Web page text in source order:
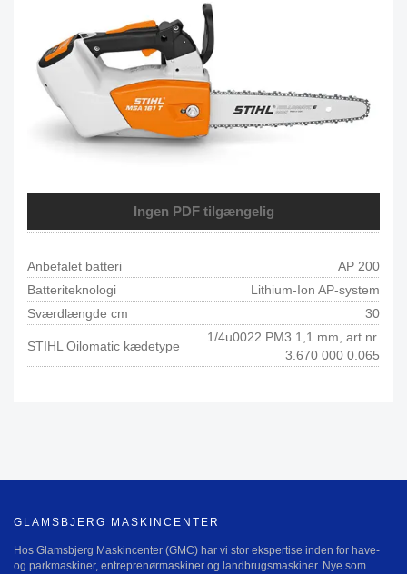
Ingen PDF tilgængelig
Anbefalet batteri
AP 200
Batteriteknologi
Lithium-Ion AP-system
Sværdlængde cm
30
STIHL Oilomatic kædetype
1/4u0022 PM3 1,1 mm, art.nr.
3.670 000 0.065
GLAMSBJERG MASKINCENTER
Hos Glamsbjerg Maskincenter (GMC) har vi stor ekspertise inden for have-
og parkmaskiner, entreprenørmaskiner og landbrugsmaskiner. Nye som